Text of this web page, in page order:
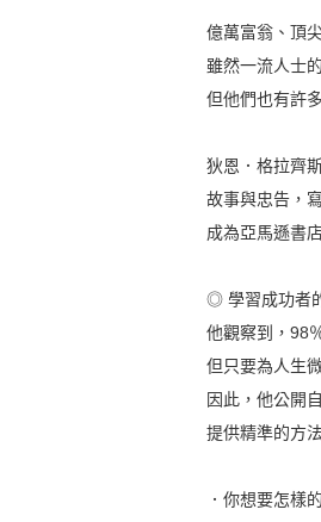
億萬富翁、頂
雖然一流人士
但他們也有許
狄恩．格拉齊
故事與忠告，
成為亞馬遜書
◎ 學習成功者
他觀察到，98
但只要為人生
因此，他公開
提供精準的方
．你想要怎樣